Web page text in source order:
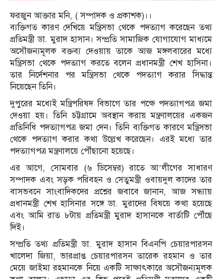
ফরজুন আক্তার মনি, ( সম্পাদক ও প্রকাশক)।।
ব্যক্তিগত কারণ দেখিয়ে মন্ত্রিসভা থেকে পদত্যাগ করেছেন তথ্য
প্রতিমন্ত্রী ডা. মুরাদ হাসান। সম্প্রতি সামাজিক যোগাযোগ মাধ্যমে
অসৌজন্যমূলক বক্তব্য দেওয়ায় তাকে আজ মঙ্গলবারের মধ্যে
মন্ত্রিসভা থেকে পদত্যাগ করতে বলেন প্রধানমন্ত্রী শেখ হাসিনা।
তার নির্দেশনার পর মন্ত্রিসভা থেকে পদত্যাগ করার সিদ্ধান্ত
নিয়েছেন তিনি।
দুপুরের মধ্যেই মন্ত্রিপরিষদ বিভাগে তার পক্ষে পদত্যাগপত্র জমা
দেওয়া হয়। তিনি চট্টগ্রামে অবস্থান করায় মন্ত্রণালয়ের একজন
প্রতিনিধি পদত্যাগপত্র জমা দেন। তিনি ব্যক্তিগত কারণে মন্ত্রিসভা
থেকে পদত্যাগ করার কথা উল্লেখ করেছেন। এরই মধ্যে তার
পদত্যাগপত্র মন্ত্রণালয়ে পৌঁছানো হয়েছে।
এর আগে, সোমবার (৬ ডিসেম্বর) রাতে আ’লীগের সাধারণ
সম্পাদক এবং সড়ক পরিবহন ও সেতুমন্ত্রী ওবায়দুল কাদের তার
বাসভবনে সাংবাদিকদের প্রশ্নের জবাবে জানান, আজ সন্ধ্যায়
প্রধানমন্ত্রী শেখ হাসিনার সঙ্গে ডা. মুরাদের বিষয়ে কথা হয়েছে
এবং আমি রাত ৮টায় প্রতিমন্ত্রী মুরাদ হাসানকে বার্তাটি পৌঁছে
দিই।
সম্প্রতি তথ্য প্রতিমন্ত্রী ডা. মুরাদ হাসান বিএনপি চেয়ারপারসন
খালেদা জিয়া, ভারপ্রাপ্ত চেয়ারপারসন তারেক রহমান ও তার
মেয়ে জাইমা রহমানকে নিয়ে একটি সাক্ষাৎকারে অসৌজন্যমূলক